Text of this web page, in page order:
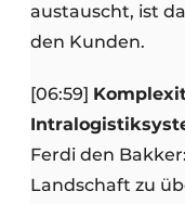
austauscht, ist
den Kunden.
[06:59]
Ferdi den
Landschaft zu